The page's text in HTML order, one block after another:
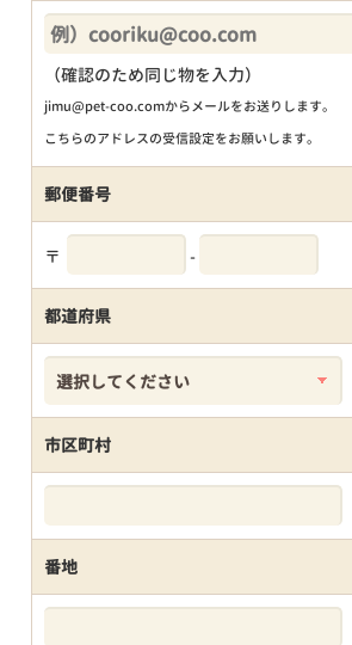
（確認のため同じ物を入力）
jimu@pet-coo.comからメールをお送りします。
こちらのアドレスの受信設定をお願いします。
郵便番号
〒 -
都道府県
市区町村
番地